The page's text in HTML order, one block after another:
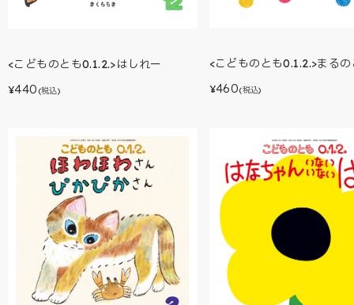
<こどものとも0.1.2.>はしれー
¥440 (税込)
<こどものとも0.1.2.>まるの
¥460(税込)